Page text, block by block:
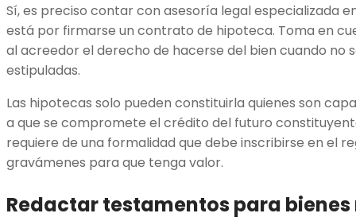
Sí, es preciso contar con asesoría legal especializada
está por firmarse un contrato de hipoteca. Toma en
al acreedor el derecho de hacerse del bien cuando no
estipuladas.
Las hipotecas solo pueden constituirla quienes son
a que se compromete el crédito del futuro
requiere de una formalidad que debe inscribirse en el
gravámenes para que tenga valor.
Redactar testamentos para